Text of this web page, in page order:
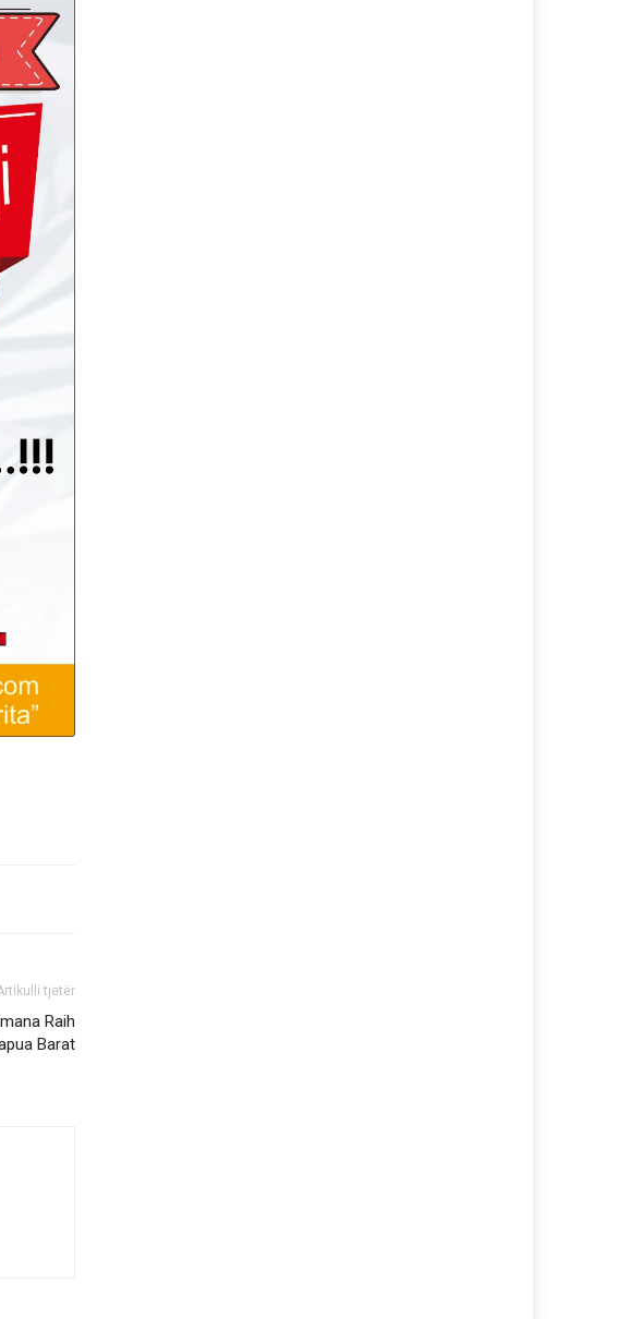
tjetër
Raih
Barat